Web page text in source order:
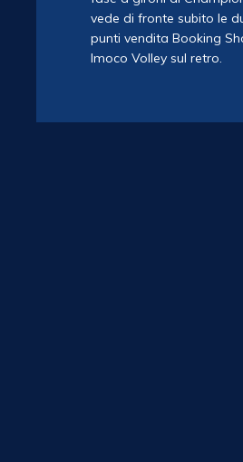
vede di fronte subito le
punti vendita Booking
Imoco Volley sul retro.